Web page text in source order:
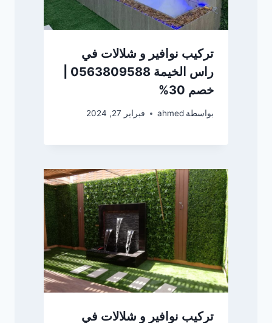
تركيب نوافير و شلالات في
خصم 30%
بواسطة ahmed فبراير 27, 2024
تركيب نوافير و شلالات في